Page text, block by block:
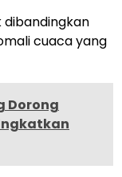
dibandingkan
cuaca yang
Dorong